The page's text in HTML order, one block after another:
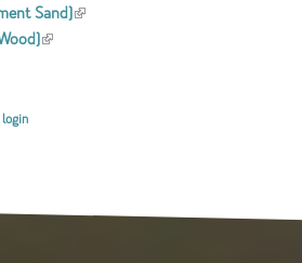
Sand)(link is
(link is external)
login